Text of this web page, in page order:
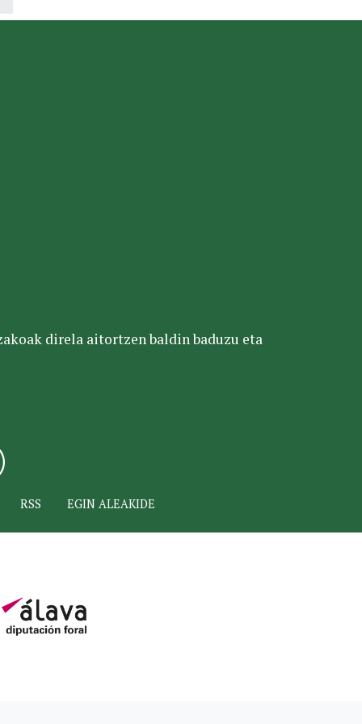
direla aitortzen baldin baduzu eta
RSS EGIN ALEAKIDE